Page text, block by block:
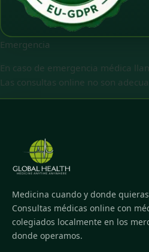
Emergencia
En caso de emergencia médica
Las consultas online no son
Medicina cuando y donde
Consultas médicas online con
colegiados localmente en los
donde operamos.